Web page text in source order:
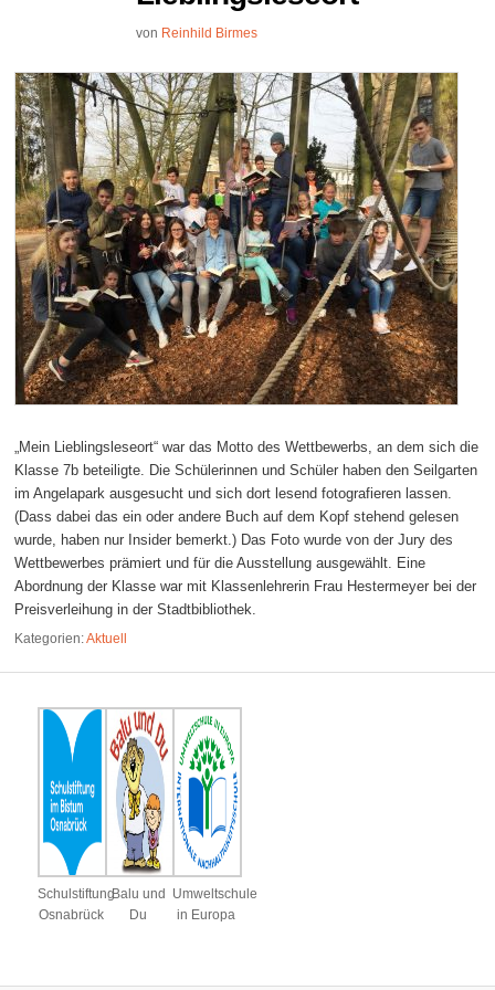
von Reinhild Birmes
„Mein Lieblingsleseort“ war das Motto des Wettbewerbs, an dem sich die
Klasse 7b beteiligte. Die Schülerinnen und Schüler haben den Seilgarten
im Angelapark ausgesucht und sich dort lesend fotografieren lassen.
(Dass dabei das ein oder andere Buch auf dem Kopf stehend gelesen
wurde, haben nur Insider bemerkt.) Das Foto wurde von der Jury des
Wettbewerbes prämiert und für die Ausstellung ausgewählt. Eine
Abordnung der Klasse war mit Klassenlehrerin Frau Hestermeyer bei der
Preisverleihung in der Stadtbibliothek.
Kategorien:Aktuell
Schulstiftung
Osnabrück
Balu und
Du
Umweltschule
in Europa